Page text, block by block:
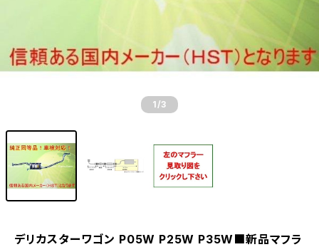
1 /3
デリカスターワゴン P05W P25W P35W■新品マフラ